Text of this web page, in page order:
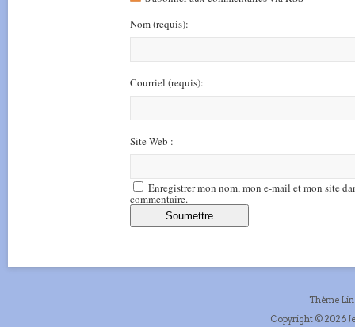
Nom(requis):
Courriel (requis):
Site Web :
Enregistrer mon nom, mon e-mail et mon site
commentaire.
Thème
Copyright © 2026